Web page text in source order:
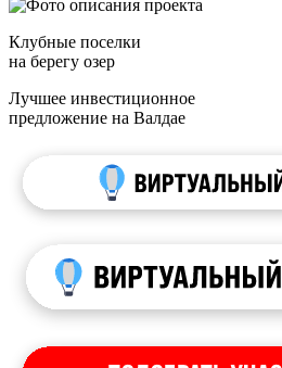
Клубные поселки
на берегу озер
Лучшее инвестиционное
предложение на Валдае